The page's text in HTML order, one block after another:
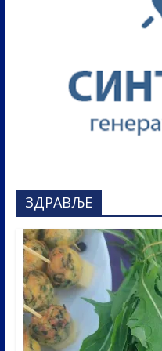
ЗДРАВЉЕ